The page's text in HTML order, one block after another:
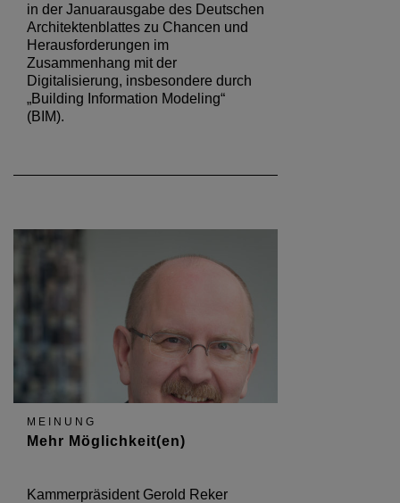
in der Januarausgabe des Deutschen
Architektenblattes zu Chancen und
Herausforderungen im
Zusammenhang mit der
Digitalisierung, insbesondere durch
„Building Information Modeling“
(BIM).
MEINUNG
Mehr Möglichkeit(en)
Kammerpräsident Gerold Reker